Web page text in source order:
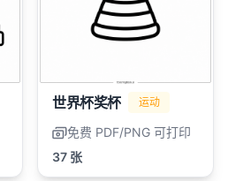
世界杯奖杯 运动
免费 PDF/PNG 可打印
37 张